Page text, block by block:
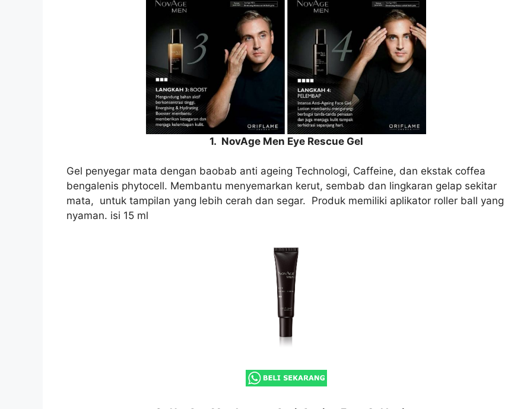
1. NovAge Men Eye Rescue Gel
Gel penyegar mata dengan baobab anti ageing Technologi, Caffeine, dan ekstak coffea
bengalenis phytocell. Membantu menyemarkan kerut, sembab dan lingkaran gelap sekitar
mata, untuk tampilan yang lebih cerah dan segar. Produk memiliki aplikator roller ball yang
nyaman. isi 15 ml